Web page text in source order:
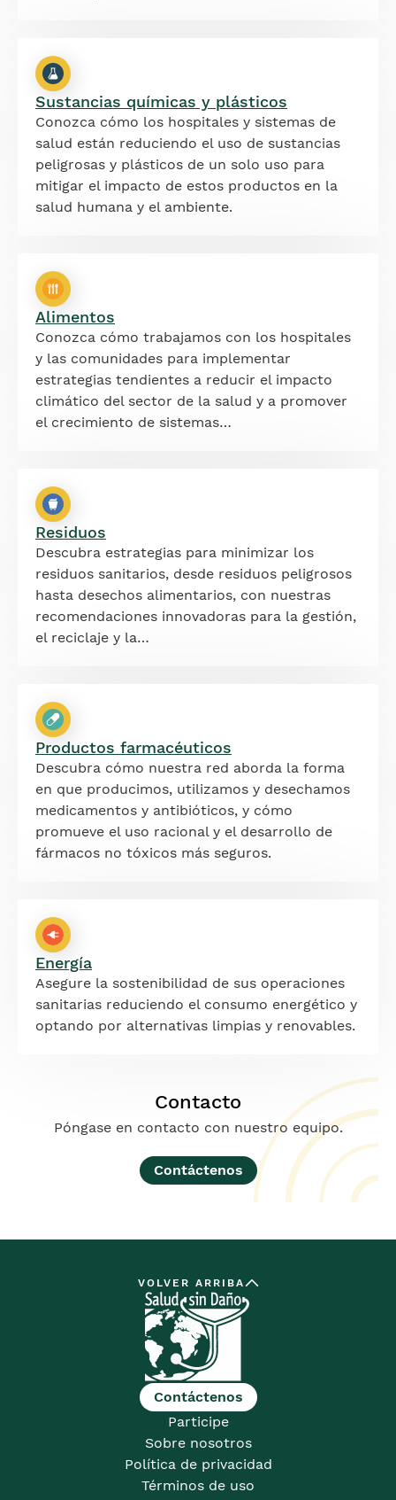
Sustancias químicas y plásticos
Conozca cómo los hospitales y sistemas de
salud están reduciendo el uso de sustancias
peligrosas y plásticos de un solo uso para
mitigar el impacto de estos productos en la
salud humana y el ambiente.
Alimentos
Conozca cómo trabajamos con los hospitales
y las comunidades para implementar
estrategias tendientes a reducir el impacto
climático del sector de la salud y a promover
el crecimiento de sistemas…
Residuos
Descubra estrategias para minimizar los
residuos sanitarios, desde residuos peligrosos
hasta desechos alimentarios, con nuestras
recomendaciones innovadoras para la gestión,
el reciclaje y la…
Productos farmacéuticos
Descubra cómo nuestra red aborda la forma
en que producimos, utilizamos y desechamos
medicamentos y antibióticos, y cómo
promueve el uso racional y el desarrollo de
fármacos no tóxicos más seguros.
Energía
Asegure la sostenibilidad de sus operaciones
sanitarias reduciendo el consumo energético y
optando por alternativas limpias y renovables.
Contacto
Póngase en contacto con nuestro equipo.
Contáctenos
VOLVER ARRIBA
Contáctenos
Participe
Sobre nosotros
Política de privacidad
Términos de uso